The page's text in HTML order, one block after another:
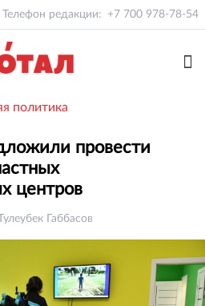
Телефон редакции: +7 700 978-78-54
политика
провести
центров
Тулеубек Габбасов